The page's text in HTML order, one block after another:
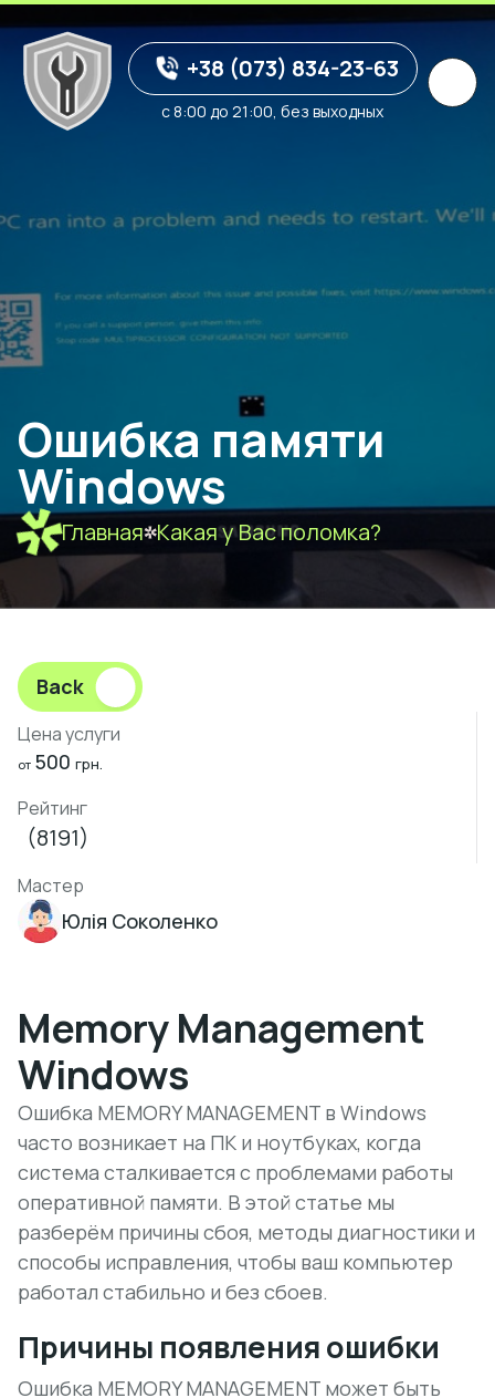
+38 (073) 834-23-63
с 8:00 до 21:00, без выходных
Ошибка памяти
Windows
Главная Какая у Вас поломка?
Back
Цена услуги
от 500 грн.
Рейтинг
(8191)
Мастер
Юлія Соколенко
Memory Management
Windows
Ошибка MEMORY MANAGEMENT в Windows
часто возникает на ПК и ноутбуках, когда
система сталкивается с проблемами работы
оперативной памяти. В этой статье мы
разберём причины сбоя, методы диагностики и
способы исправления, чтобы ваш компьютер
работал стабильно и без сбоев.
Причины появления ошибки
Ошибка MEMORY MANAGEMENT может быть